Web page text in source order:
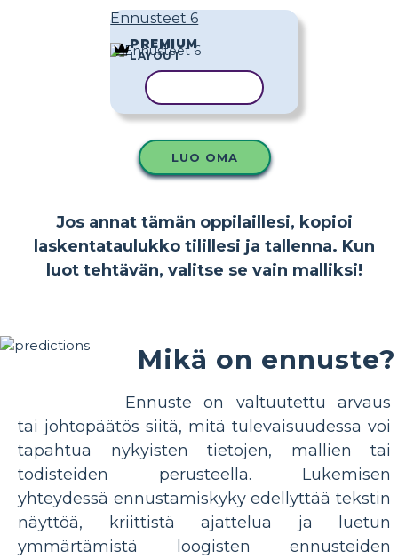
Ennusteet 6
PREMIUM
LAYOUT
LUO OMA
Jos annat tämän oppilaillesi, kopioi
laskentataulukko tilillesi ja tallenna. Kun
luot tehtävän, valitse se vain malliksi!
Mikä on ennuste?
Ennuste on valtuutettu arvaus
tai johtopäätös siitä, mitä tulevaisuudessa voi
tapahtua nykyisten tietojen, mallien tai
todisteiden perusteella. Lukemisen
yhteydessä ennustamiskyky edellyttää tekstin
näyttöä, kriittistä ajattelua ja luetun
ymmärtämistä loogisten ennusteiden